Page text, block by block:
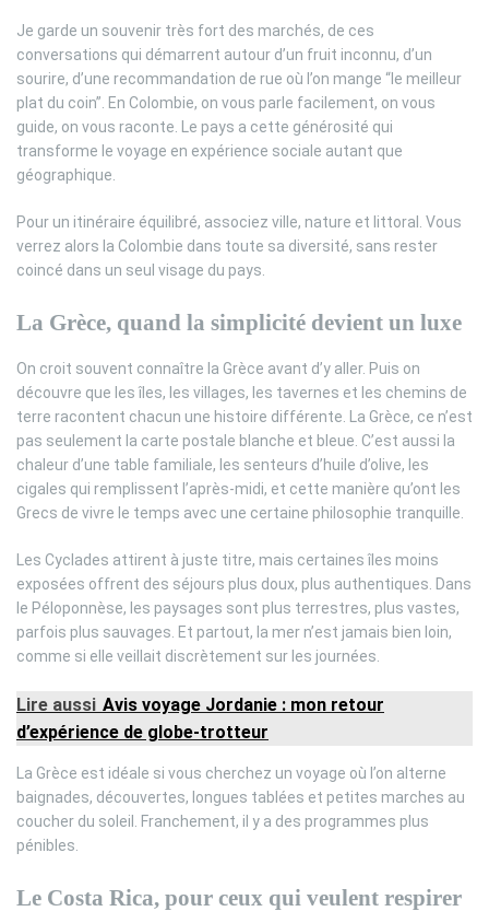
Je garde un souvenir très fort des marchés, de ces
conversations qui démarrent autour d’un fruit inconnu, d’un
sourire, d’une recommandation de rue où l’on mange “le meilleur
plat du coin”. En Colombie, on vous parle facilement, on vous
guide, on vous raconte. Le pays a cette générosité qui
transforme le voyage en expérience sociale autant que
géographique.
Pour un itinéraire équilibré, associez ville, nature et littoral. Vous
verrez alors la Colombie dans toute sa diversité, sans rester
coincé dans un seul visage du pays.
La Grèce, quand la simplicité devient un luxe
On croit souvent connaître la Grèce avant d’y aller. Puis on
découvre que les îles, les villages, les tavernes et les chemins de
terre racontent chacun une histoire différente. La Grèce, ce n’est
pas seulement la carte postale blanche et bleue. C’est aussi la
chaleur d’une table familiale, les senteurs d’huile d’olive, les
cigales qui remplissent l’après-midi, et cette manière qu’ont les
Grecs de vivre le temps avec une certaine philosophie tranquille.
Les Cyclades attirent à juste titre, mais certaines îles moins
exposées offrent des séjours plus doux, plus authentiques. Dans
le Péloponnèse, les paysages sont plus terrestres, plus vastes,
parfois plus sauvages. Et partout, la mer n’est jamais bien loin,
comme si elle veillait discrètement sur les journées.
Lire aussi Avis voyage Jordanie : mon retour
d’expérience de globe-trotteur
La Grèce est idéale si vous cherchez un voyage où l’on alterne
baignades, découvertes, longues tablées et petites marches au
coucher du soleil. Franchement, il y a des programmes plus
pénibles.
Le Costa Rica, pour ceux qui veulent respirer